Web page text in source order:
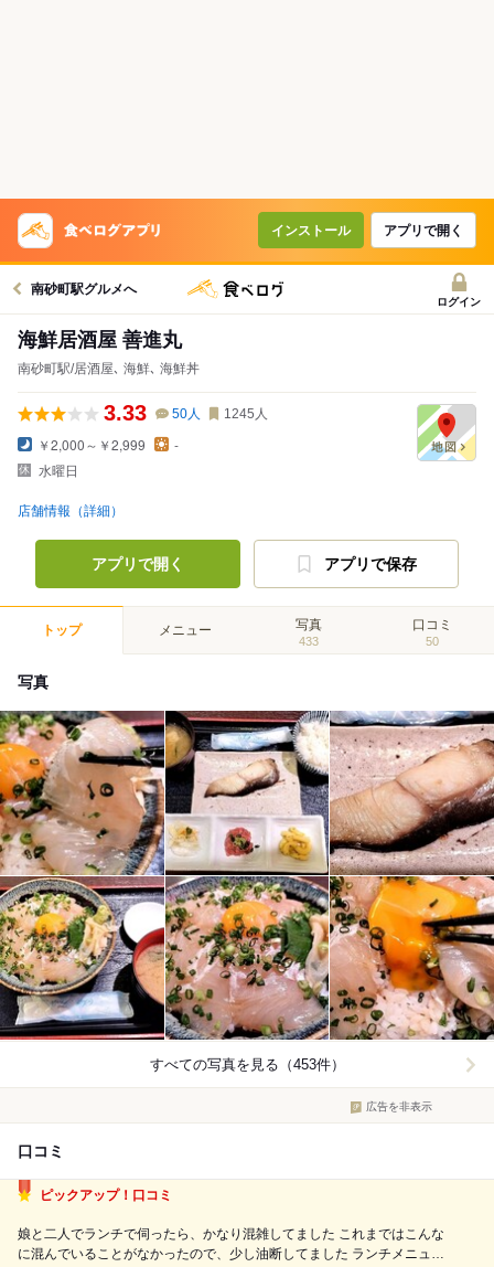
インストール アプリで開く
南砂町駅グルメへ
ログイン
海鮮居酒屋 善進丸
南砂町駅/居酒屋､ 海鮮､ 海鮮丼
3.33 50人 1245 人
￥2,000～￥2,999
-
水曜日
店舗情報（詳細）
アプリで開く アプリで保存
トップ メニュー 写真
433
口コミ
50
写真
すべての写真を見る（453件）
広告を非表示
口コミ
ピックアップ！口コミ
娘と二人でランチで伺ったら、かなり混雑してました これまではこんな
に混んでいることがなかったので、少し油断してました ランチメニュー